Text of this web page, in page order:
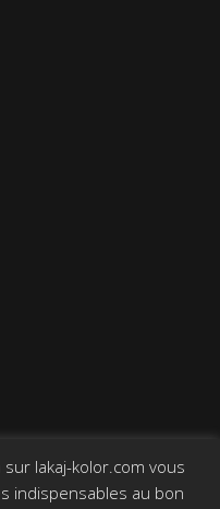
Légales | Plan du Site
lakaj-kolor.com vous
indispensables au bon